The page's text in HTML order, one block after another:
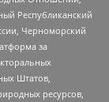
Республиканский
Черноморский
за
Штатов,
ресурсов,